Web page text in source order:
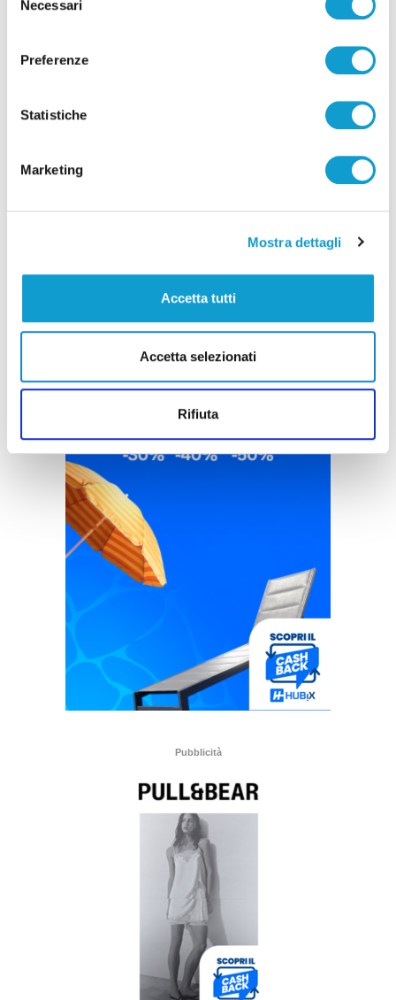
delNecessari
Preferenze
Statistiche
Marketing
Mostra dettagli
Accetta tutti
Accetta selezionati
Rifiuta
Pubblicità